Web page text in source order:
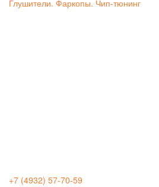
Глушители. Фаркопы. Чип-тюнинг
+7 (4932) 57-70-59